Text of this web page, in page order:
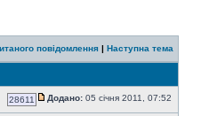
повідомлення | Наступна тема
28611 Додано: 05 січня 2011, 07:52